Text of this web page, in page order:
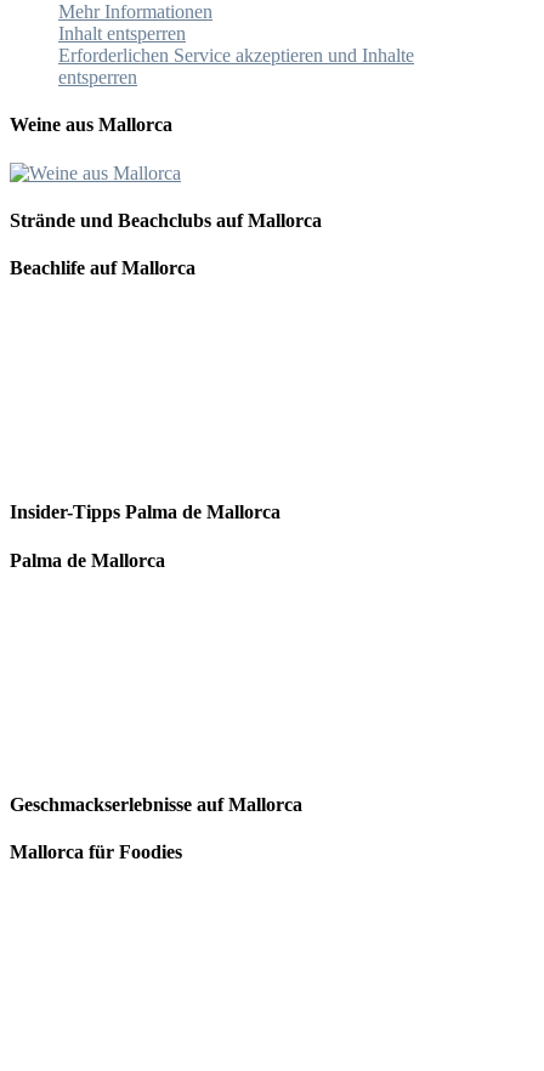
Mehr Informationen
Inhalt entsperren
Erforderlichen Service akzeptieren und Inhalte
entsperren
Weine aus Mallorca
Strände und Beachclubs auf Mallorca
Beachlife auf Mallorca
Insider-Tipps Palma de Mallorca
Palma de Mallorca
Geschmackserlebnisse auf Mallorca
Mallorca für Foodies